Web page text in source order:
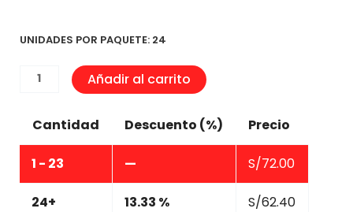
UNIDADES POR PAQUETE: 24
BÁLSAMO Añadir al carrito
Cantidad Descuento (%) Precio
1 - 23 — S/72.00
24+ 13.33 % S/62.40